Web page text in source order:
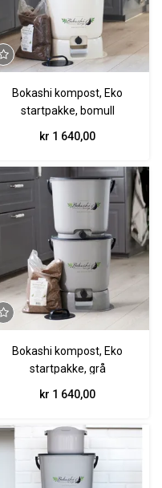
Bokashi kompost, Eko
startpakke, bomull
kr 1 640,00
Bokashi kompost, Eko
startpakke, grå
kr 1 640,00